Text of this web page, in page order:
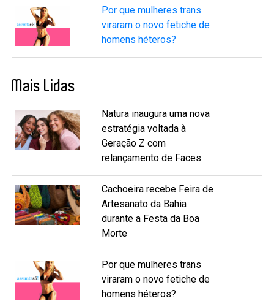
Por que mulheres trans
viraram o novo fetiche de
homens héteros?
Mais Lidas
Natura inaugura uma nova
estratégia voltada à
Geração Z com
relançamento de Faces
Cachoeira recebe Feira de
Artesanato da Bahia
durante a Festa da Boa
Morte
Por que mulheres trans
viraram o novo fetiche de
homens héteros?